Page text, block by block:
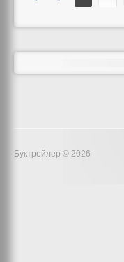
Буктрейлер © 2026